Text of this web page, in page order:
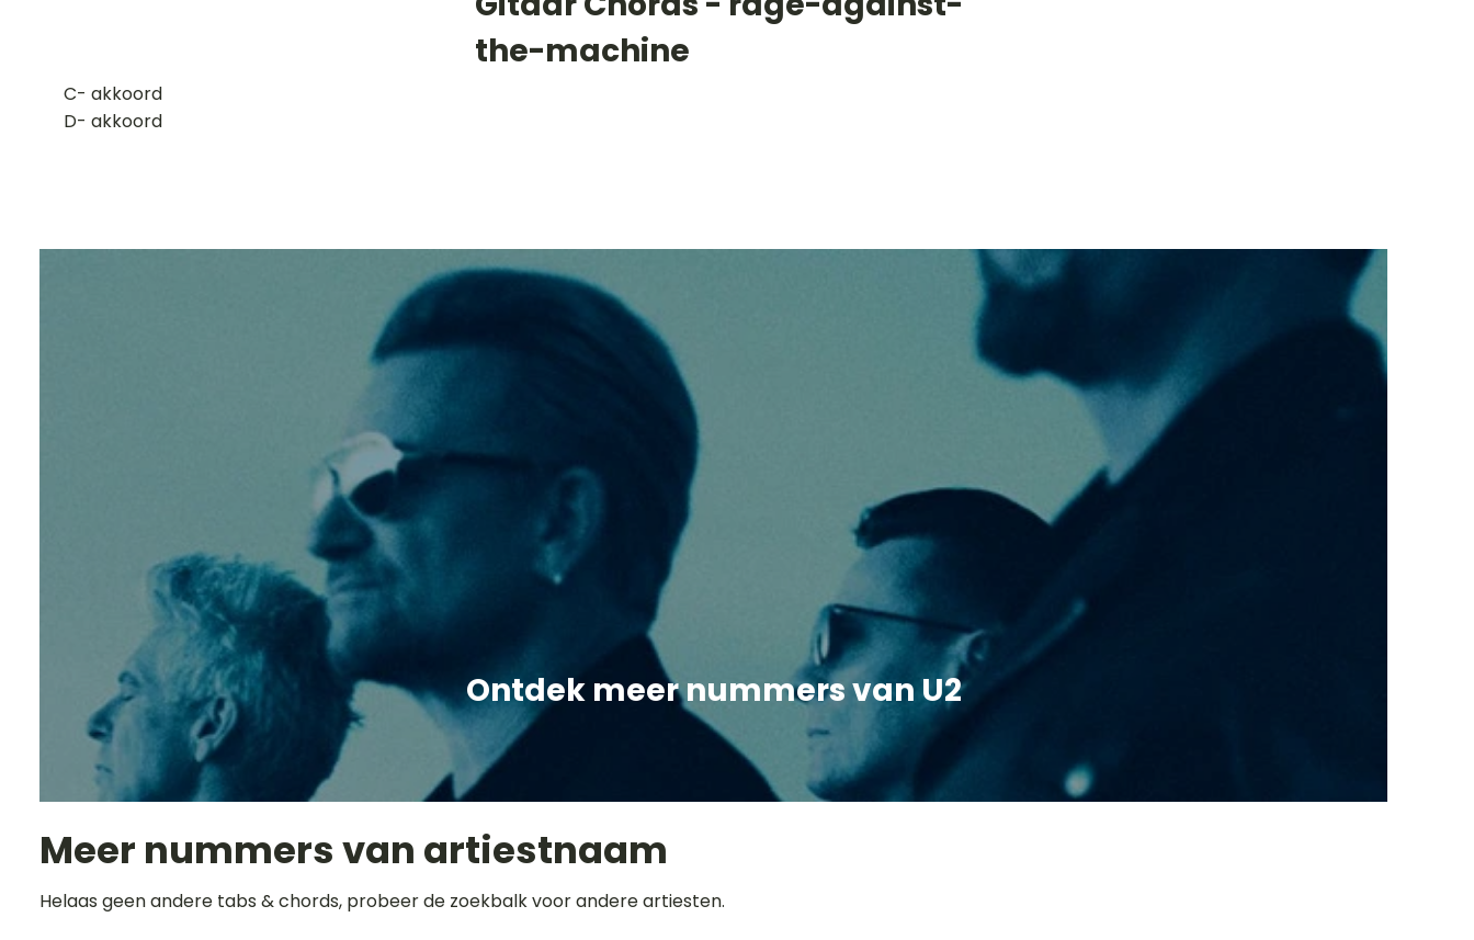
the-machine
​C- akkoord
D- akkoord
Ontdek meer nummers van U2
Meer nummers van artiestnaam
Helaas geen andere tabs & chords, probeer de zoekbalk voor andere artiesten.